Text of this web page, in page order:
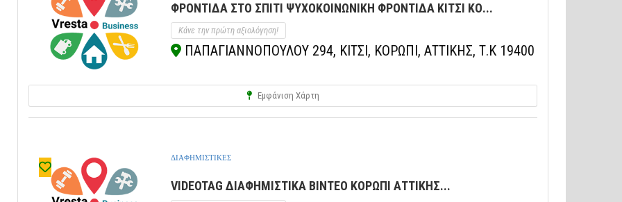
ΦΡΟΝΤΙΔΑ ΣΤΟ ΣΠΙΤΙ ΨΥΧΟΚΟΙΝΩΝΙΚΗ ΦΡΟΝΤΙΔΑ ΚΙΤΣΙ ΚΟ...
Κάνε την πρώτη αξιολόγηση!
ΠΑΠΑΓΙΑΝΝΟΠΟΥΛΟΥ 294, ΚΙΤΣΙ, ΚΟΡΩΠΙ, ΑΤΤΙΚΗΣ, Τ.Κ 19400
Εμφάνιση Χάρτη
ΔΙΑΦΗΜΙΣΤΙΚΕΣ
VIDEOTAG ΔΙΑΦΗΜΙΣΤΙΚΑ ΒΙΝΤΕΟ ΚΟΡΩΠΙ ΑΤΤΙΚΗΣ...